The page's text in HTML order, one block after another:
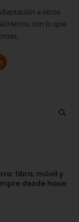
a otros
Herria, con lo que
fibra, móvil y
desde hace